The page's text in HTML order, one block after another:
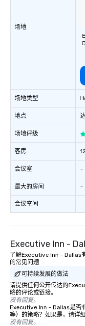
场地
场地类型
地点
场地评级
客房
会议室
最大的房间
会议空间
-
-
-
Executive Inn -
了解Executive Inn - Dallas
的常见问题
可持续发展的做法
请提供任何公开传达的
略的评论或链接。
没有回复。
Executive Inn - Dallas是否
等）的策略？如果是，请详
没有回复。